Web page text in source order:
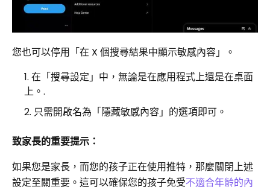
您也可以停用「在 X 個搜尋結果中顯示敏感內容」。
在「搜尋設定」中，無論是在應用程式上還是在桌面
上。.
只需開啟名為「隱藏敏感內容」的選項即可。
致家長的重要提示：
如果您是家長，而您的孩子正在使用推特，那麼關閉上述
設定至關重要。這可以確保您的孩子免受不適合年齡的內